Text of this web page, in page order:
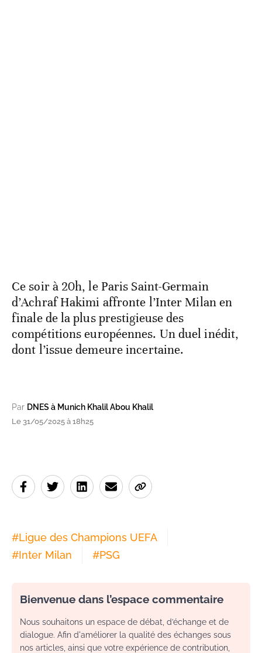
Ce soir à 20h, le Paris Saint-Germain
d’Achraf Hakimi affronte l’Inter Milan en
finale de la plus prestigieuse des
compétitions européennes. Un duel inédit,
dont l’issue demeure incertaine.
Par DNES à Munich Khalil Abou Khalil
Le 31/05/2025 à 18h25
#Ligue des Champions UEFA
#Inter Milan #PSG
Bienvenue dans l’espace commentaire
Nous souhaitons un espace de débat, d’échange et de
dialogue. Afin d'améliorer la qualité des échanges sous
nos articles, ainsi que votre expérience de contribution,